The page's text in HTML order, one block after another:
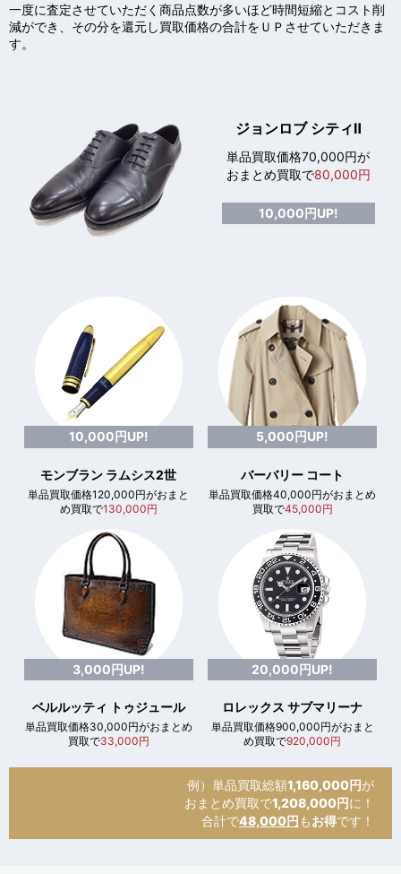
一度に査定させていただく商品点数が多いほど時間短縮とコスト削
減ができ、 その分を還元し買取価格の合計をＵＰさせていただきま
す。
ジョンロブ シティⅡ
単品買取価格70,000円が
おまとめ買取で80,000円
10,000円UP!
10,000円UP!
モンブラン ラムシス2世
単品買取価格120,000円がおまと
め買取で130,000円
5,000円UP!
バーバリー コート
単品買取価格40,000円がおまとめ
買取で45,000円
3,000円UP!
ベルルッティ トゥジュール
単品買取価格30,000円がおまとめ
買取で33,000円
20,000円UP!
ロレックス サブマリーナ
単品買取価格900,000円がおまと
め買取で920,000円
例）単品買取総額1,160,000円が
おまとめ買取で1,208,000円に！
合計で48,000円 もお得です！